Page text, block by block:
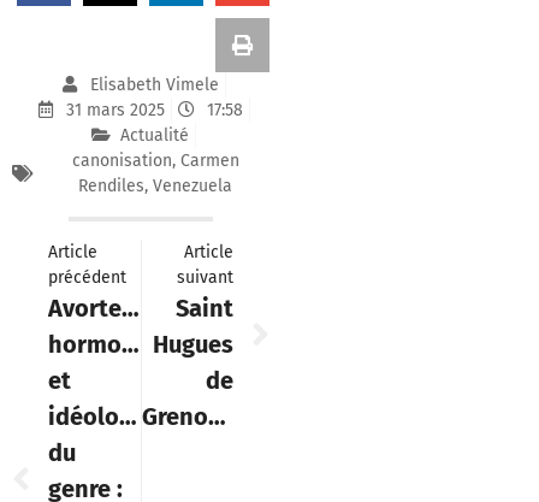
Elisabeth Vimele
31 mars 2025
17:58
Actualité
canonisation, Carmen
Rendiles, Venezuela
Article
précédent
Avortement,
hormones
et
idéologie
du
genre :
Article
suivant
Saint
Hugues
de
Grenoble